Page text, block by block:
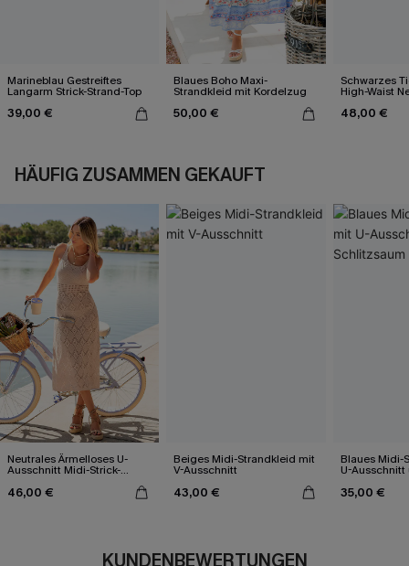
Marineblau Gestreiftes
Langarm Strick-Strand-Top
39,00 €
Blaues Boho Maxi-
Strandkleid mit Kordelzug
50,00 €
Schwarzes
High-Waist
Bikini-Set
48,00 €
HÄUFIG ZUSAMMEN GEKAUFT
Neutrales Ärmelloses U-
Ausschnitt Midi-Strick-
46,00 €
Beiges Midi-Strandkleid mit
V-Ausschnitt
43,00 €
Blaues Midi-
U-Ausschnitt
35,00 €